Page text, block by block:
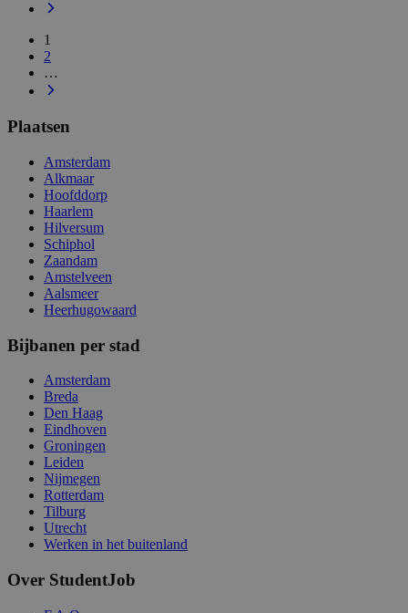
1
2
…
Plaatsen
Amsterdam
Alkmaar
Hoofddorp
Haarlem
Hilversum
Schiphol
Zaandam
Amstelveen
Aalsmeer
Heerhugowaard
Bijbanen per stad
Amsterdam
Breda
Den Haag
Eindhoven
Groningen
Leiden
Nijmegen
Rotterdam
Tilburg
Utrecht
Werken in het buitenland
Over StudentJob